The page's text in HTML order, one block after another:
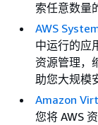
索任意数量
AWS
中运行的应
资源管理，
助您大规模
Amazon
您将 AWS